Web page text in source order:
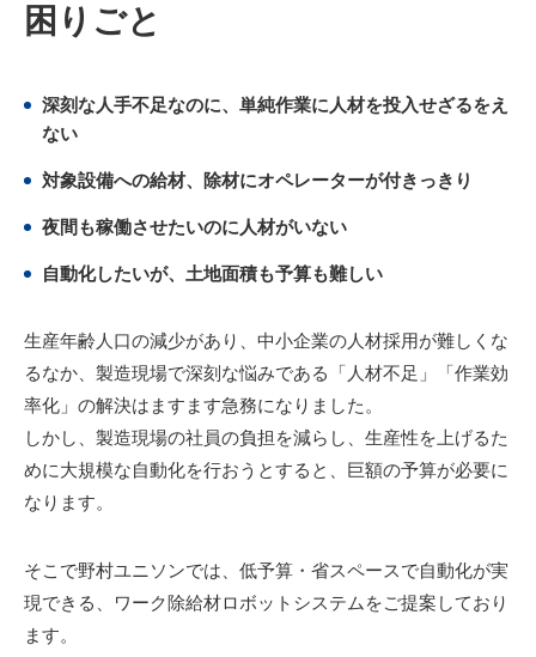
困りごと
深刻な人手不足なのに、単純作業に人材を投入せざるをえ
ない
対象設備への給材、除材にオペレーターが付きっきり
夜間も稼働させたいのに人材がいない
自動化したいが、土地面積も予算も難しい
生産年齢人口の減少があり、中小企業の人材採用が難しくな
るなか、製造現場で深刻な悩みである「人材不足」「作業効
率化」の解決はますます急務になりました。
しかし、製造現場の社員の負担を減らし、生産性を上げるた
めに大規模な自動化を行おうとすると、巨額の予算が必要に
なります。
そこで野村ユニソンでは、低予算・省スペースで自動化が実
現できる、ワーク除給材ロボットシステムをご提案しており
ます。